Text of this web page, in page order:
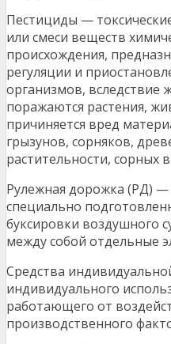
Пестициды —
или смеси веществ
происхождения,
регуляции и
организмов, вследствие
поражаются растения,
причиняется вред
грызунов, сорняков,
растительности, сорных
Рулежная дорожка (РД) —
специально
буксировки воздушного
между собой отдельные
Средства
индивидуального
работающего от
производственного